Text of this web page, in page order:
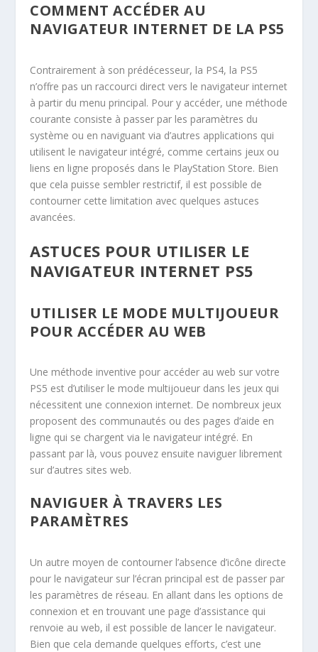
COMMENT ACCÉDER AU
NAVIGATEUR INTERNET DE LA PS5
Contrairement à son prédécesseur, la PS4, la PS5
n’offre pas un raccourci direct vers le navigateur internet
à partir du menu principal. Pour y accéder, une méthode
courante consiste à passer par les paramètres du
système ou en naviguant via d’autres applications qui
utilisent le navigateur intégré, comme certains jeux ou
liens en ligne proposés dans le PlayStation Store. Bien
que cela puisse sembler restrictif, il est possible de
contourner cette limitation avec quelques astuces
avancées.
ASTUCES POUR UTILISER LE
NAVIGATEUR INTERNET PS5
UTILISER LE MODE MULTIJOUEUR
POUR ACCÉDER AU WEB
Une méthode inventive pour accéder au web sur votre
PS5 est d’utiliser le mode multijoueur dans les jeux qui
nécessitent une connexion internet. De nombreux jeux
proposent des communautés ou des pages d’aide en
ligne qui se chargent via le navigateur intégré. En
passant par là, vous pouvez ensuite naviguer librement
sur d’autres sites web.
NAVIGUER À TRAVERS LES
PARAMÈTRES
Un autre moyen de contourner l’absence d’icône directe
pour le navigateur sur l’écran principal est de passer par
les paramètres de réseau. En allant dans les options de
connexion et en trouvant une page d’assistance qui
renvoie au web, il est possible de lancer le navigateur.
Bien que cela demande quelques efforts, c’est une